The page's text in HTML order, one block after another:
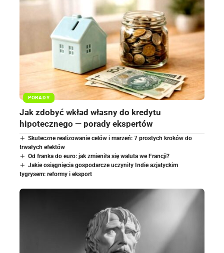
PORADY
Jak zdobyć wkład własny do kredytu
hipotecznego — porady ekspertów
Skuteczne realizowanie celów i marzeń: 7 prostych kroków do
trwałych efektów
Od franka do euro: jak zmieniła się waluta we Francji?
Jakie osiągnięcia gospodarcze uczyniły Indie azjatyckim
tygrysem: reformy i eksport